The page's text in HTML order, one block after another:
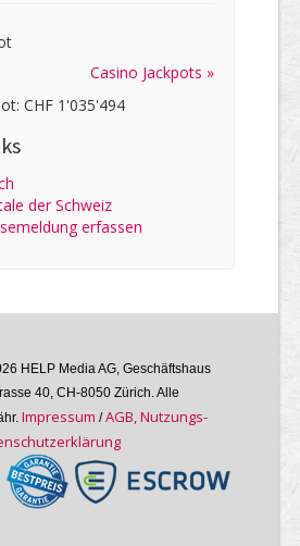
Casino Jackpots »
CHF 1'035'494
der Schweiz
erfassen
HELP Media AG, Geschäftshaus
40, CH-8050 Zürich. Alle
Im­pres­sum /AGB, Nutzungs­